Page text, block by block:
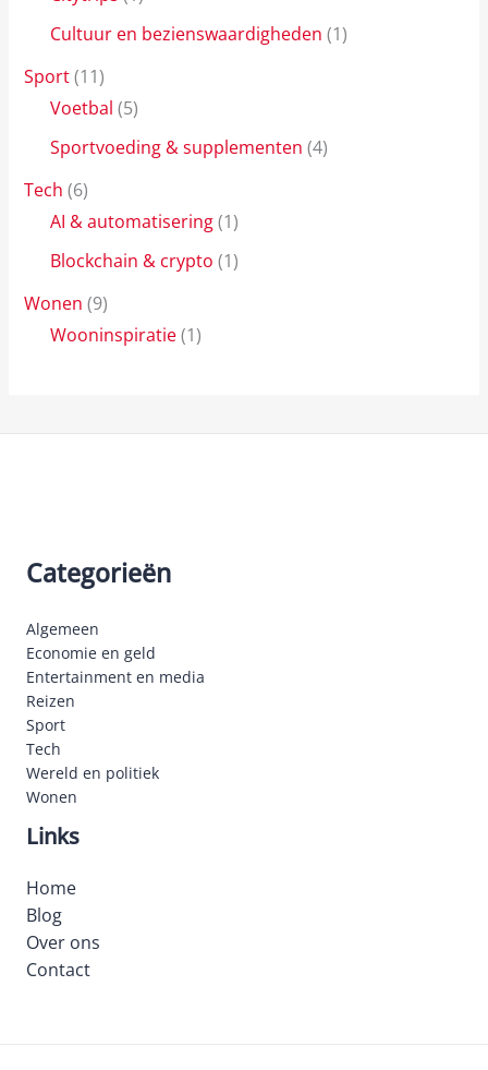
Cultuur en bezienswaardigheden (1)
Sport(11)
Voetbal (5)
Sportvoeding & supplementen (4)
Tech (6)
AI & automatisering(1)
Blockchain & crypto (1)
Wonen (9)
Wooninspiratie(1)
Categorieën
Algemeen
Economie en geld
Entertainment en media
Reizen
Sport
Tech
Wereld en politiek
Wonen
Links
Home
Blog
Over ons
Contact